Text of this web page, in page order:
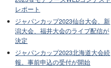
レポート
ジャパンカップ2023仙台大会、新
潟大会、福井大会のライブ配信が
決定
ジャパンカップ2023北海道大会続
報。事前申込の受付が開始